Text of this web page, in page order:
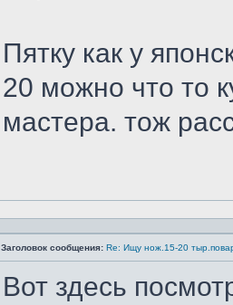
Пятку как у
20 можно что то
мастера. тож
Заголовок сообщения: Re: Ищу нож.15-20
Вот здесь